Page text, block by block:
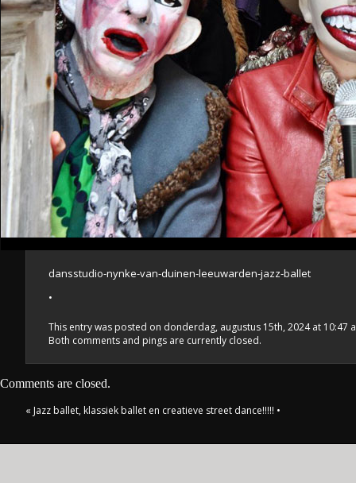
dansstudio-nynke-van-duinen-leeuwarden-jazz-ballet
•
This entry was posted on donderdag, augustus 15th, 2024 at
Both comments and pings are currently closed.
Comments are closed.
« Jazz ballet, klassiek ballet en creatieve street dance!!!!! •